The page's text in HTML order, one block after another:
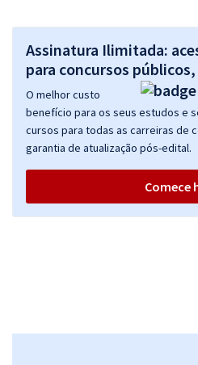
Assinatura Ilimitada:
para concursos
O melhor custo
benefício para os seus estudos e
cursos para todas as carreiras de
garantia de atualização pós-edital.
Comece